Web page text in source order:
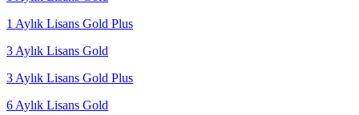
1 Aylık Lisans Gold Plus
3 Aylık Lisans Gold
3 Aylık Lisans Gold Plus
6 Aylık Lisans Gold